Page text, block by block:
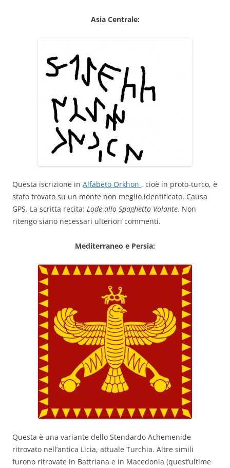
Asia Centrale:
Questa iscrizione in Alfabeto Orkhon , cioè in proto-turco, è
stato trovato su un monte non meglio identificato. Causa
GPS. La scritta recita: Lode allo Spaghetto Volante. Non
ritengo siano necessari ulteriori commenti.
Mediterraneo e Persia:
Questa è una variante dello Stendardo Achemenide
ritrovato nell’antica Licia, attuale Turchia. Altre simili
furono ritrovate in Battriana e in Macedonia (quest’ultime